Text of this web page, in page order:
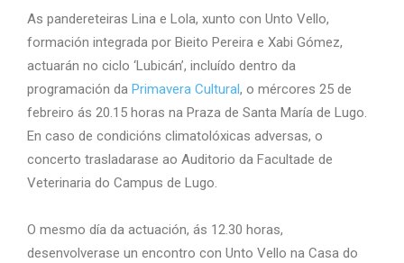
As pandereteiras Lina e Lola, xunto con Unto Vello,
formación integrada por Bieito Pereira e Xabi Gómez,
actuarán no ciclo ‘Lubicán’, incluído dentro da
programación da Primavera Cultural, o mércores 25 de
febreiro ás 20.15 horas na Praza de Santa María de Lugo.
En caso de condicións climatolóxicas adversas, o
concerto trasladarase ao Auditorio da Facultade de
Veterinaria do Campus de Lugo.
O mesmo día da actuación, ás 12.30 horas,
desenvolverase un encontro con Unto Vello na Casa do